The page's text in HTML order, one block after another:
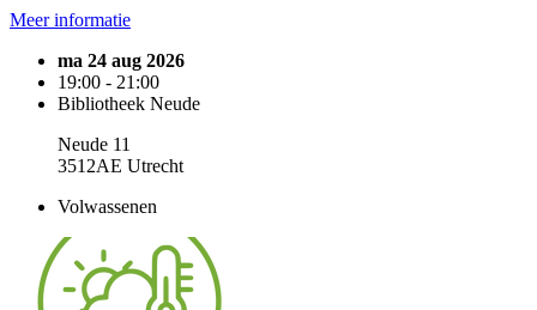
Meer informatie
ma 24 aug 2026
19:00 - 21:00
Bibliotheek Neude
Neude 11
3512AE Utrecht
Volwassenen